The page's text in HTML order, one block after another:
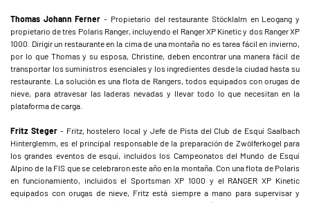
Thomas Johann Ferner- Propietario del restaurante Stöcklalm en Leogang y
propietario de tres Polaris Ranger, incluyendo el Ranger XP Kinetic y dos Ranger XP
1000. Dirigir un restaurante en la cima de una montaña no es tarea fácil en invierno,
por lo que Thomas y su esposa, Christine, deben encontrar una manera fácil de
transportar los suministros esenciales y los ingredientes desde la ciudad hasta su
restaurante. La solución es una flota de Rangers, todos equipados con orugas de
nieve, para atravesar las laderas nevadas y llevar todo lo que necesitan en la
plataforma de carga.
Fritz Steger- Fritz, hostelero local y Jefe de Pista del Club de Esquí Saalbach
Hinterglemm, es el principal responsable de la preparación de Zwölferkogel para
los grandes eventos de esquí, incluidos los Campeonatos del Mundo de Esquí
Alpino de la FIS que se celebraron este año en la montaña. Con una flota de Polaris
en funcionamiento, incluidos el Sportsman XP 1000 y el RANGER XP Kinetic
equipados con orugas de nieve, Fritz está siempre a mano para supervisar y